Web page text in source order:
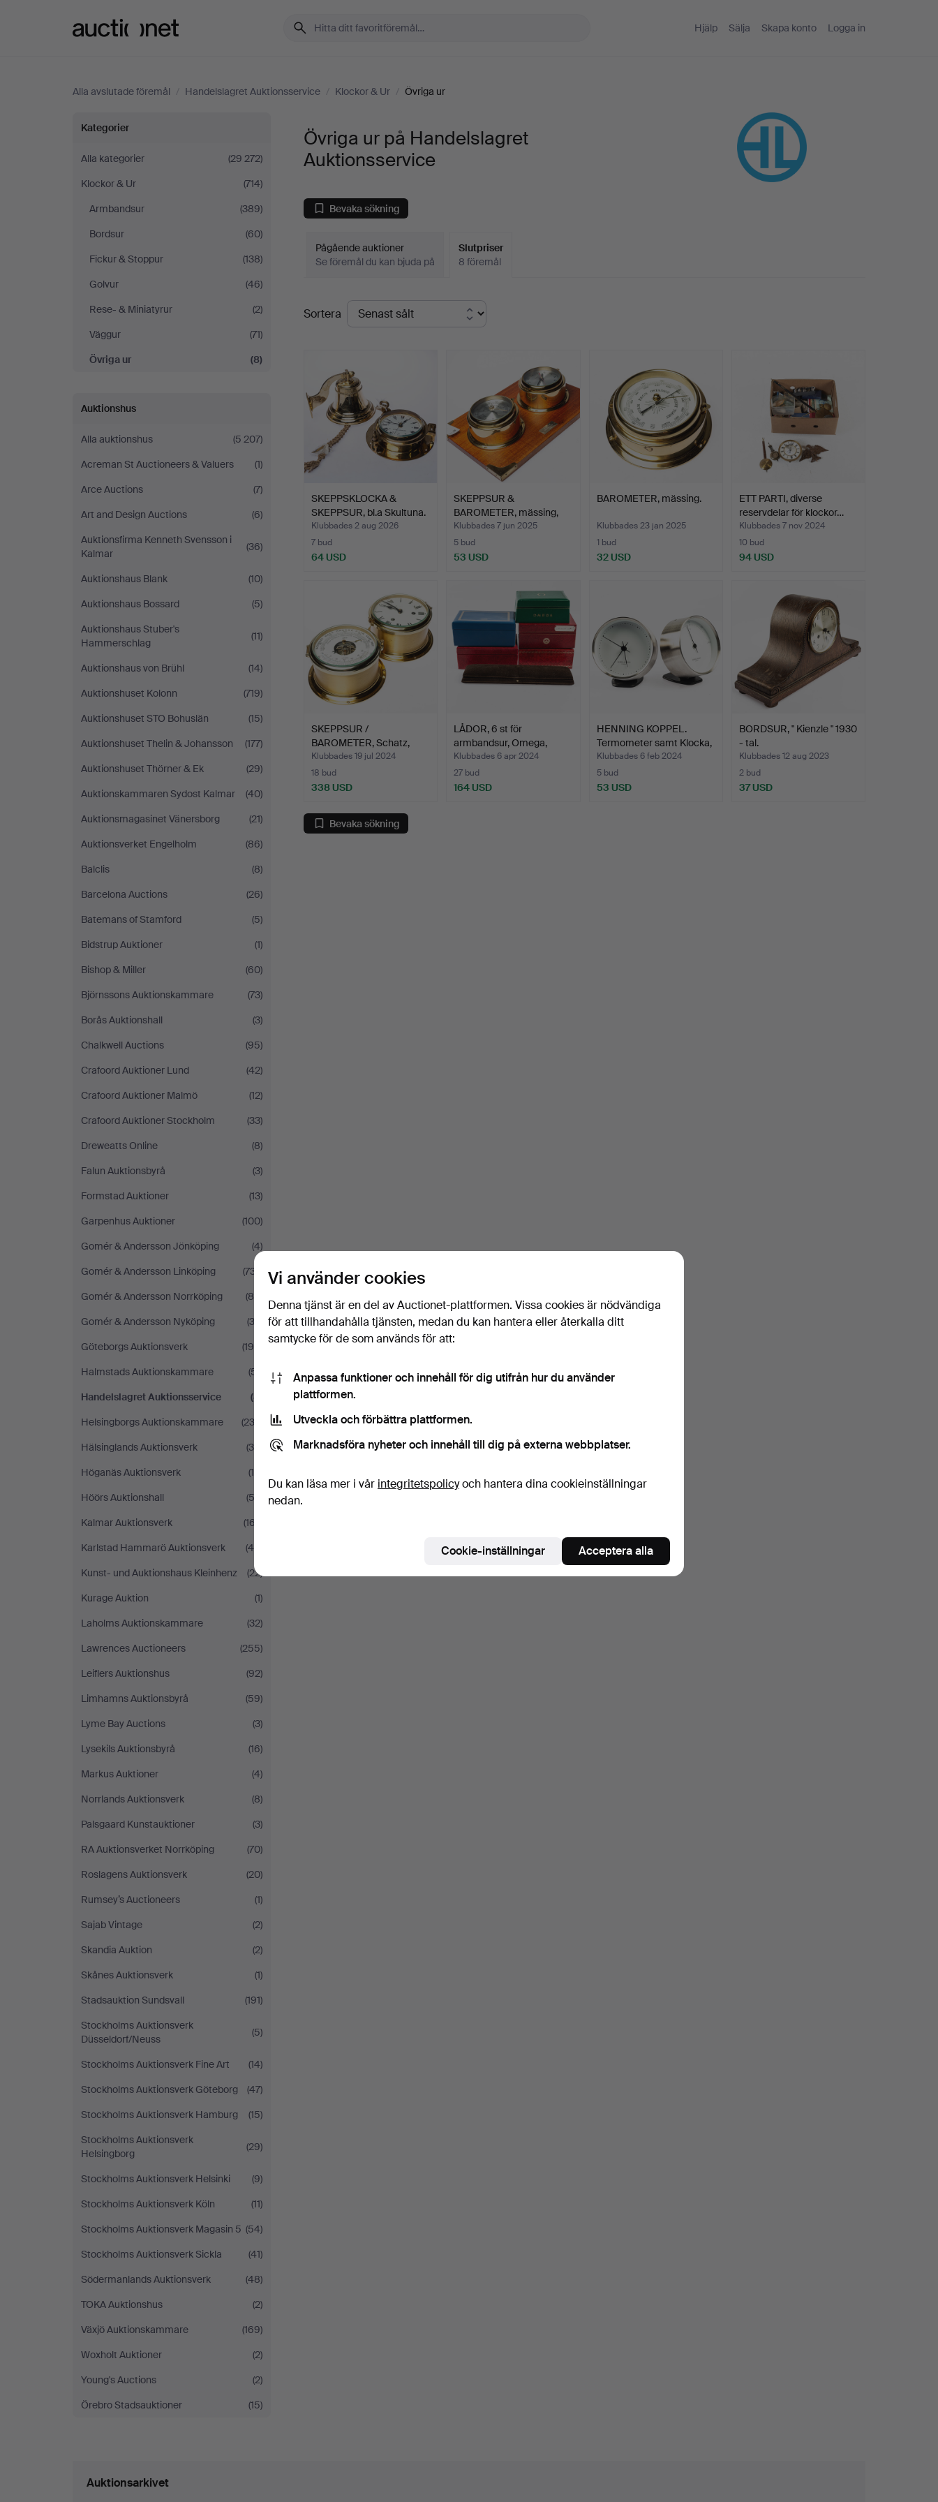
Hjälp Sälja Skapa konto Logga in
Alla avslutade föremål / Handelslagret Auktionsservice / Klockor & Ur / Övriga ur
Övriga
ur
på
Handelslagret
Auktionsservice
Kategorier
Alla kategorier
(29 272)
Klockor & Ur
(714)
Armbandsur
(389)
Bordsur
(60)
Fickur & Stoppur
(138)
Golvur
(46)
Rese- & Miniatyrur
(2)
Väggur
(71)
Övriga ur
(8)
Auktionshus
Alla auktionshus
(5 207)
Acreman St Auctioneers & Valuers
(1)
Arce Auctions
(7)
Art and Design Auctions
(6)
Auktionsfirma Kenneth Svensson i
Kalmar
(36)
Auktionshaus Blank
(10)
Auktionshaus Bossard
(5)
Auktionshaus Stuber's
Hammerschlag
(11)
Auktionshaus von Brühl
(14)
Auktionshuset Kolonn
(719)
Auktionshuset STO Bohuslän
(15)
Auktionshuset Thelin & Johansson
(177)
Auktionshuset Thörner & Ek
(29)
Auktionskammaren Sydost Kalmar
(40)
Auktionsmagasinet Vänersborg
(21)
Auktionsverket Engelholm
(86)
Balclis
(8)
Barcelona Auctions
(26)
Batemans of Stamford
(5)
Bidstrup Auktioner
(1)
Bishop & Miller
(60)
Björnssons Auktionskammare
(73)
Borås Auktionshall
(3)
Chalkwell Auctions
(95)
Crafoord Auktioner Lund
(42)
Crafoord Auktioner Malmö
(12)
Crafoord Auktioner Stockholm
(33)
Dreweatts Online
(8)
Falun Auktionsbyrå
(3)
Formstad Auktioner
(13)
Garpenhus Auktioner
(100)
Gomér & Andersson Jönköping
(4)
Gomér & Andersson Linköping
(737)
Gomér & Andersson Norrköping
(85)
Gomér & Andersson Nyköping
(32)
Göteborgs Auktionsverk
(194)
Halmstads Auktionskammare
(51)
Handelslagret Auktionsservice
(8)
Helsingborgs Auktionskammare
(232)
Hälsinglands Auktionsverk
(34)
Höganäs Auktionsverk
(19)
Höörs Auktionshall
(53)
Kalmar Auktionsverk
(167)
Karlstad Hammarö Auktionsverk
(44)
Kunst- und Auktionshaus Kleinhenz
(22)
Kurage Auktion
(1)
Laholms Auktionskammare
(32)
Lawrences Auctioneers
(255)
Leiflers Auktionshus
(92)
Limhamns Auktionsbyrå
(59)
Lyme Bay Auctions
(3)
Lysekils Auktionsbyrå
(16)
Markus Auktioner
(4)
Norrlands Auktionsverk
(8)
Palsgaard Kunstauktioner
(3)
RA Auktionsverket Norrköping
(70)
Roslagens Auktionsverk
(20)
Rumsey’s Auctioneers
(1)
Sajab Vintage
(2)
Skandia Auktion
(2)
Skånes Auktionsverk
(1)
Stadsauktion Sundsvall
(191)
Stockholms Auktionsverk
Düsseldorf/Neuss
(5)
Stockholms Auktionsverk Fine Art
(14)
Stockholms Auktionsverk Göteborg
(47)
Stockholms Auktionsverk Hamburg
(15)
Stockholms Auktionsverk
Helsingborg
(29)
Stockholms Auktionsverk Helsinki
(9)
Stockholms Auktionsverk Köln
(11)
Stockholms Auktionsverk Magasin 5 (54)
Stockholms Auktionsverk Sickla
(41)
Södermanlands Auktionsverk
(48)
TOKA Auktionshus
(2)
Växjö Auktionskammare
(169)
Woxholt Auktioner
(2)
Young's Auctions
(2)
Örebro Stadsauktioner
(15)
Övriga ur på Handelslagret
Auktionsservice
Bevaka sökning
Pågående auktioner
Se föremål du kan bjuda på
Slutpriser
8 föremål
Slutpriser
Sortera
SKEPPSKLOCKA &
SKEPPSUR, bl.a Skultuna.
Klubbades 2 aug 2026
7 bud
64 USD
SKEPPSUR &
BAROMETER, mässing,
Tyskland.
Klubbades 7 jun 2025
5 bud
53 USD
BAROMETER, mässing.
Klubbades 23 jan 2025
1 bud
32 USD
ETT PARTI, diverse
reservdelar för klockor…
Klubbades 7 nov 2024
10 bud
94 USD
SKEPPSUR /
BAROMETER, Schatz,
Tyskland.
Klubbades 19 jul 2024
18 bud
338 USD
LÅDOR, 6 st för
armbandsur, Omega,
Longine…
Klubbades 6 apr 2024
27 bud
164 USD
HENNING KOPPEL.
Termometer samt Klocka,
Ge…
Klubbades 6 feb 2024
5 bud
53 USD
BORDSUR, " Kienzle " 1930
- tal.
Klubbades 12 aug 2023
2 bud
37 USD
Bevaka sökning
Auktionsarkivet
Vi använder cookies
Denna tjänst är en del av Auctionet-plattformen. Vissa cookies är nödvändiga
för att tillhandahålla tjänsten, medan du kan hantera eller återkalla ditt
samtycke för de som används för att:
Anpassa funktioner och innehåll för dig utifrån hur du använder
plattformen.
Utveckla och förbättra plattformen.
Marknadsföra nyheter och innehåll till dig på externa webbplatser.
Du kan läsa mer i vår integritetspolicyoch hantera dina cookieinställningar
nedan.
Cookie-inställningar Acceptera alla